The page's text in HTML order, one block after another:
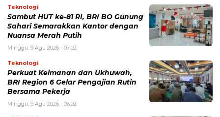
Teknologi
Sambut HUT ke-81 RI, BRI BO Gunung
Sahari Semarakkan Kantor dengan
Nuansa Merah Putih
Minggu, 9 Agu 2026 - 07:02
Teknologi
Perkuat Keimanan dan Ukhuwah,
BRI Region 6 Gelar Pengajian Rutin
Bersama Pekerja
Minggu, 9 Agu 2026 - 06:02